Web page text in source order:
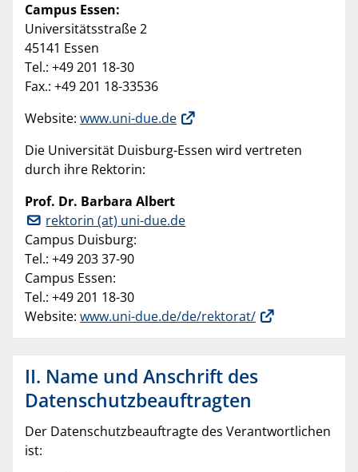
Campus Essen:
Universitätsstraße 2
45141 Essen
Tel.: +49 201 18-30
Fax.: +49 201 18-33536
Website: www.uni-due.de
Die Universität Duisburg-Essen wird vertreten
durch ihre Rektorin:
Prof. Dr. Barbara Albert
rektorin (at) uni-due.de
Campus Duisburg:
Tel.: +49 203 37-90
Campus Essen:
Tel.: +49 201 18-30
Website: www.uni-due.de/de/rektorat/
II. Name und Anschrift des
Datenschutzbeauftragten
Der Datenschutzbeauftragte des Verantwortlichen
ist: